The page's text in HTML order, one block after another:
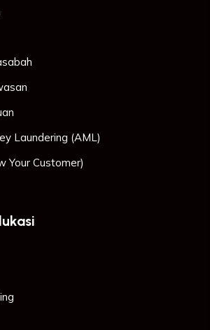
Laundering (AML)
Your Customer)